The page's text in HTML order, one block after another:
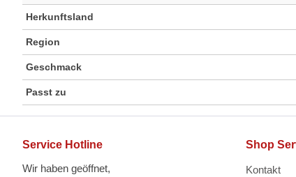
Herkunftsland
Region
Geschmack
Passt zu
Service Hotline
Wir haben geöffnet,
Shop
Kontakt